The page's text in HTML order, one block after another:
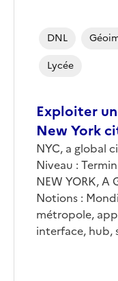
Exploiter
New York
Corps
NYC, a global
Niveau :
NEW YORK, A
Notions :
métropole,
interface, hub,
DNL
Lycée